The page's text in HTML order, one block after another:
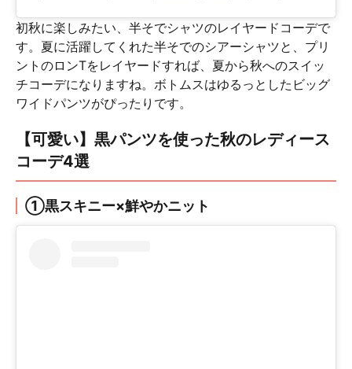
初秋に楽しみたい、半そでシャツのレイヤードコーデで
す。夏に活躍してくれた半そでのシアーシャツと、プリ
ントのロンTをレイヤードすれば、夏から秋へのスイッ
チコーデになりますね。ボトムスはゆるっとしたビッグ
ワイドパンツがぴったりです。
【可愛い】黒パンツを使った秋のレディース
コーデ4選
①黒スキニー×鮮やかニット